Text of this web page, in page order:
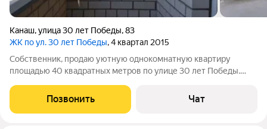
Канаш,улица 30 лет Победы,83
ЖК по ул. 30 лет Победы, 4 квартал 2015
Собственник, продаю уютную однокомнатную квартиру
площадью 40 квадратных метров по улице 30 лет Победы.
кирпичного дома, построенного в 2016 году, не надо ждать
усадки как в новостройках. Просторная
Позвонить Чат